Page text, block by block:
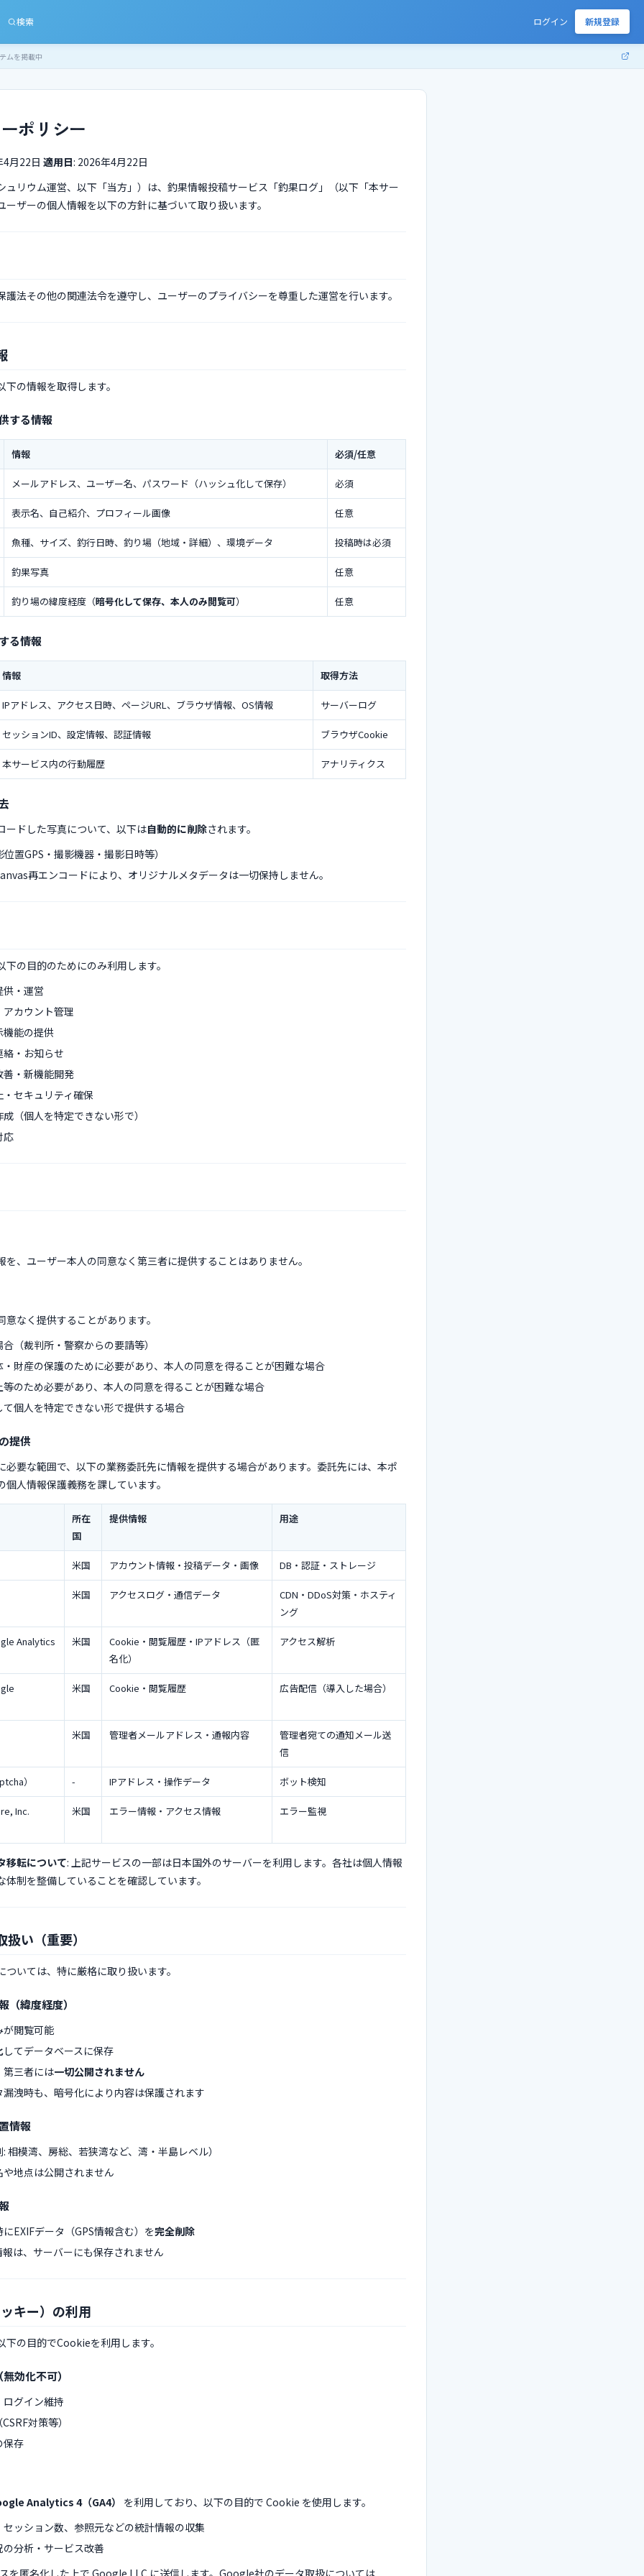
検索 ログイン 新規登録
ムを掲載中
ポリシー
4月22日 適用日: 2026年4月22日
ュリウム運営、以下「当方」）は、釣果情報投稿サービス「釣果ログ」（以下「本サー
ーザーの個人情報を以下の方針に基づいて取り扱います。
護法その他の関連法令を遵守し、ユーザーのプライバシーを尊重した運営を行います。
の情報を取得します。
する情報
情報 必須/任意
メールアドレス、ユーザー名、パスワード（ハッシュ化して保存） 必須
表示名、自己紹介、プロフィール画像 任意
魚種、サイズ、釣行日時、釣り場（地域・詳細）、環境データ 投稿時は必須
釣果写真 任意
釣り場の緯度経度（暗号化して保存、本人のみ閲覧可） 任意
る情報
情報 取得方法
IPアドレス、アクセス日時、ページURL、ブラウザ情報、OS情報 サーバーログ
セッションID、設定情報、認証情報 ブラウザCookie
本サービス内の行動履歴 アナリティクス
ードした写真について、以下は自動的に削除されます。
置GPS・撮影機器・撮影日時等）
再エンコードにより、オリジナルメタデータは一切保持しません。
の目的のためにのみ利用します。
・運営
カウント管理
機能の提供
・お知らせ
・新機能開発
セキュリティ確保
（個人を特定できない形で）
応
を、ユーザー本人の同意なく第三者に提供することはありません。
なく提供することがあります。
（裁判所・警察からの要請等）
財産の保護のために必要があり、本人の同意を得ることが困難な場合
のため必要があり、本人の同意を得ることが困難な場合
個人を特定できない形で提供する場合
提供
必要な範囲で、以下の業務委託先に情報を提供する場合があります。委託先には、本ポ
人情報保護義務を課しています。
所在
国
提供情報 用途
米国 アカウント情報・投稿データ・画像 DB・認証・ストレージ
米国 アクセスログ・通信データ
CDN・DDoS対策・ホスティ
ング
Analytics 米国
Cookie・閲覧履歴・IPアドレス（匿
名化）
アクセス解析
米国 Cookie・閲覧履歴 広告配信（導入した場合）
米国 管理者メールアドレス・通報内容
管理者宛ての通知メール送
信
） - IPアドレス・操作データ ボット検知
Inc. 米国 エラー情報・アクセス情報 エラー監視
移転について: 上記サービスの一部は日本国外のサーバーを利用します。各社は個人情報
制を整備していることを確認しています。
い（重要）
いては、特に厳格に取り扱います。
（緯度経度）
が閲覧可能
してデータベースに保存
第三者には一切公開されません
洩時も、暗号化により内容は保護されます
情報
相模湾、房総、若狭湾など、湾・半島レベル）
地点は公開されません
EXIFデータ（GPS情報含む）を完全削除
報は、サーバーにも保存されません
キー）の利用
下の目的でCookieを利用します。
効化不可）
グイン維持
対策等）
保存
Analytics 4（GA4）
を利用しており、以下の目的で Cookie を使用します。
ッション数、参照元などの統計情報の収集
分析・サービス改善
を匿名化した上で Google LLC に送信します。Google社のデータ取扱については